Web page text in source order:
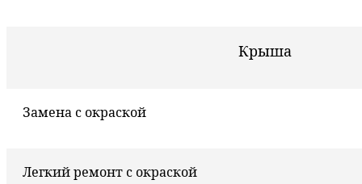
Крыша
Замена с окраской
Легкий ремонт с окраской